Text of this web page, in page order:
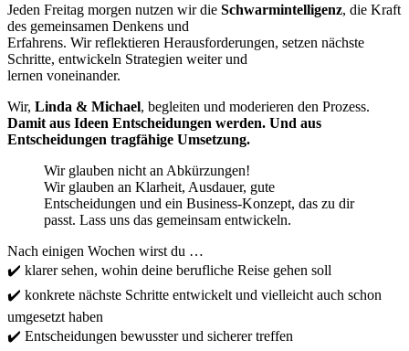
Jeden Freitag morgen nutzen wir die Schwarmintelligenz, die Kraft
des gemeinsamen Denkens und
Erfahrens. Wir reflektieren Herausforderungen, setzen nächste
Schritte, entwickeln Strategien weiter und
lernen voneinander.
Wir, Linda & Michael, begleiten und moderieren den Prozess.
Damit aus Ideen Entscheidungen werden. Und aus
Entscheidungen tragfähige Umsetzung.
Wir glauben nicht an Abkürzungen!
Wir glauben an Klarheit, Ausdauer, gute
Entscheidungen und ein Business-Konzept, das zu dir
passt. Lass uns das gemeinsam entwickeln.
Nach einigen Wochen wirst du …
✔️ klarer sehen, wohin deine berufliche Reise gehen soll
✔️ konkrete nächste Schritte entwickelt und vielleicht auch schon
umgesetzt haben
✔️ Entscheidungen bewusster und sicherer treffen